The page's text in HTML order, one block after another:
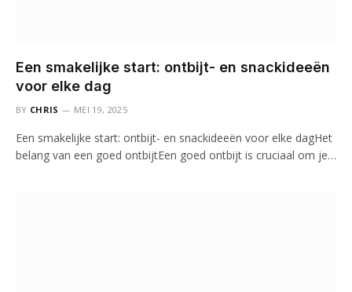
Een smakelijke start: ontbijt- en snackideeën
voor elke dag
BY CHRIS MEI 19, 2025
Een smakelijke start: ontbijt- en snackideeën voor elke dagHet
belang van een goed ontbijtEen goed ontbijt is cruciaal om je…